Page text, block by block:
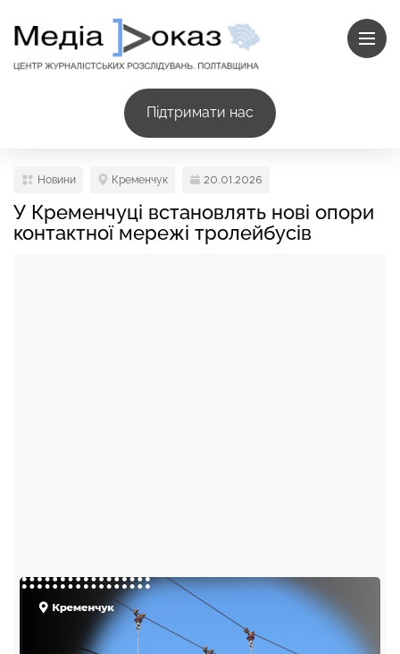
Підтримати нас
Новини Кременчук 20.01.2026
У Кременчуці встановлять нові опори
контактної мережі тролейбусів